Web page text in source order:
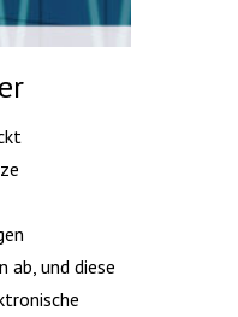
ab, und diese